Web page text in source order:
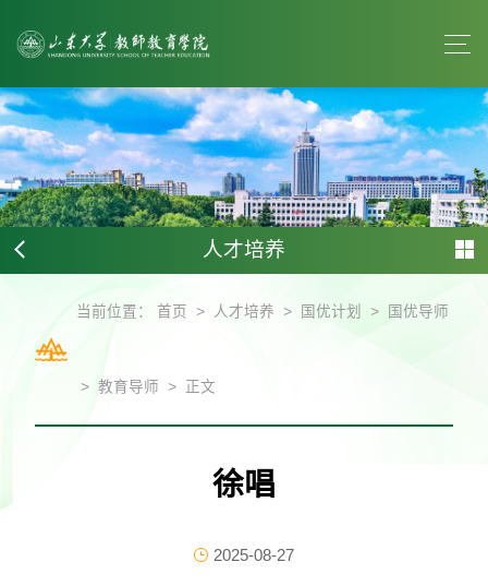
人才培养
当前位置：首页 > 人才培养 > 国优计划 > 国优导师
> 教育导师 > 正文
徐唱
2025-08-27